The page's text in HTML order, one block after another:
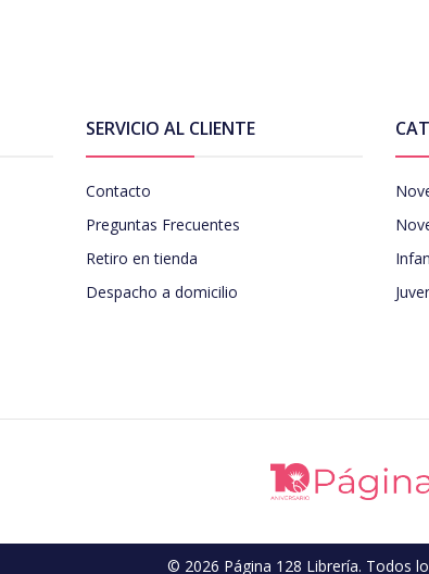
SERVICIO AL CLIENTE
Contacto
Preguntas Frecuentes
Retiro en tienda
Despacho a domicilio
© 2026 Página 128 Librería. Todos